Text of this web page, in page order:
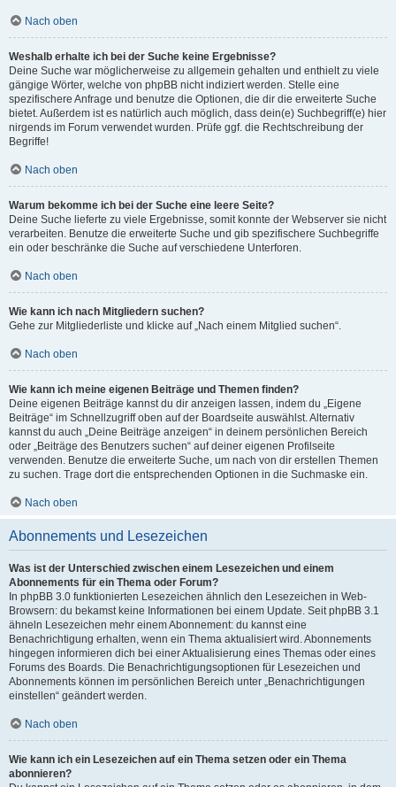
Nach oben
Weshalb erhalte ich bei der Suche keine Ergebnisse?
Deine Suche war möglicherweise zu allgemein gehalten und enthielt zu viele
gängige Wörter, welche von phpBB nicht indiziert werden. Stelle eine
spezifischere Anfrage und benutze die Optionen, die dir die erweiterte Suche
bietet. Außerdem ist es natürlich auch möglich, dass dein(e) Suchbegriff(e) hier
nirgends im Forum verwendet wurden. Prüfe ggf. die Rechtschreibung der
Begriffe!
Nach oben
Warum bekomme ich bei der Suche eine leere Seite?
Deine Suche lieferte zu viele Ergebnisse, somit konnte der Webserver sie nicht
verarbeiten. Benutze die erweiterte Suche und gib spezifischere Suchbegriffe
ein oder beschränke die Suche auf verschiedene Unterforen.
Nach oben
Wie kann ich nach Mitgliedern suchen?
Gehe zur Mitgliederliste und klicke auf „Nach einem Mitglied suchen“.
Nach oben
Wie kann ich meine eigenen Beiträge und Themen finden?
Deine eigenen Beiträge kannst du dir anzeigen lassen, indem du „Eigene
Beiträge“ im Schnellzugriff oben auf der Boardseite auswählst. Alternativ
kannst du auch „Deine Beiträge anzeigen“ in deinem persönlichen Bereich
oder „Beiträge des Benutzers suchen“ auf deiner eigenen Profilseite
verwenden. Benutze die erweiterte Suche, um nach von dir erstellen Themen
zu suchen. Trage dort die entsprechenden Optionen in die Suchmaske ein.
Nach oben
Abonnements und Lesezeichen
Was ist der Unterschied zwischen einem Lesezeichen und einem
Abonnements für ein Thema oder Forum?
In phpBB 3.0 funktionierten Lesezeichen ähnlich den Lesezeichen in Web-
Browsern: du bekamst keine Informationen bei einem Update. Seit phpBB 3.1
ähneln Lesezeichen mehr einem Abonnement: du kannst eine
Benachrichtigung erhalten, wenn ein Thema aktualisiert wird. Abonnements
hingegen informieren dich bei einer Aktualisierung eines Themas oder eines
Forums des Boards. Die Benachrichtigungsoptionen für Lesezeichen und
Abonnements können im persönlichen Bereich unter „Benachrichtigungen
einstellen“ geändert werden.
Nach oben
Wie kann ich ein Lesezeichen auf ein Thema setzen oder ein Thema
abonnieren?